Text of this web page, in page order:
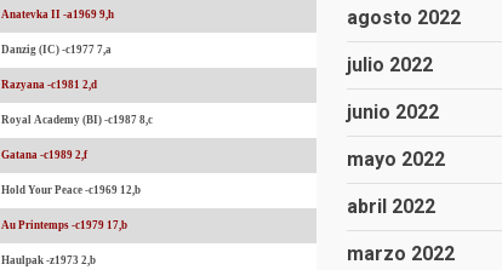
Anatevka II -a1969 9,h
Danzig (IC) -c1977 7,a
Razyana -c1981 2,d
Royal Academy (BI) -c1987 8,c
Gatana -c1989 2,f
Hold Your Peace -c1969 12,b
Au Printemps -c1979 17,b
Haulpak -z1973 2,b
agosto 2022
julio 2022
junio 2022
mayo 2022
abril 2022
marzo 2022